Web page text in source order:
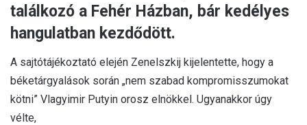
találkozó a Fehér Házban, bár kedélyes
hangulatban kezdődött.
A sajtótájékoztató elején Zenelszkij kijelentette, hogy a
béketárgyalások során „nem szabad kompromisszumokat
kötni” Vlagyimir Putyin orosz elnökkel. Ugyanakkor úgy
vélte,